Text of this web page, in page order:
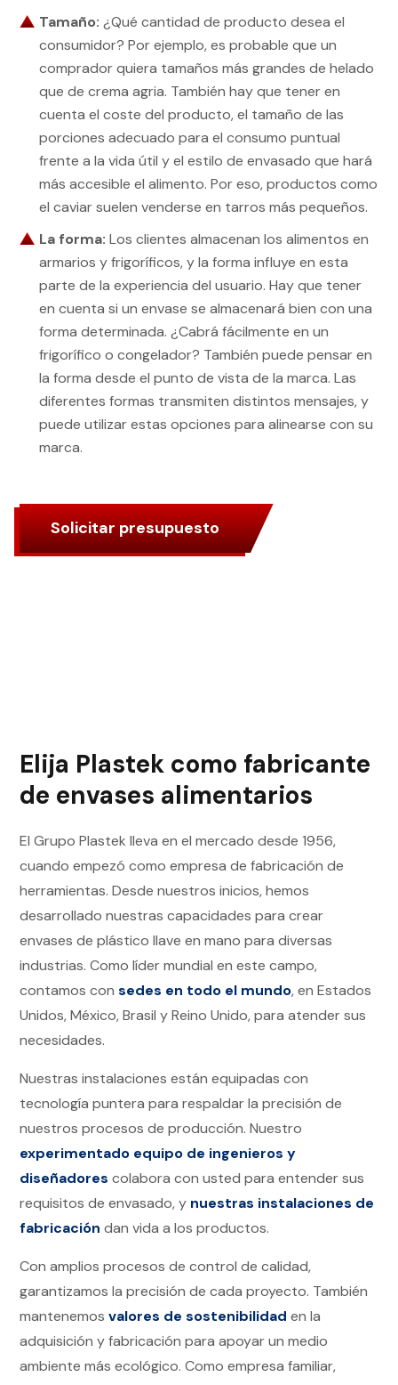
Tamaño: ¿Qué cantidad de producto desea el
consumidor? Por ejemplo, es probable que un
comprador quiera tamaños más grandes de helado
que de crema agria. También hay que tener en
cuenta el coste del producto, el tamaño de las
porciones adecuado para el consumo puntual
frente a la vida útil y el estilo de envasado que hará
más accesible el alimento. Por eso, productos como
el caviar suelen venderse en tarros más pequeños.
La forma: Los clientes almacenan los alimentos en
armarios y frigoríficos, y la forma influye en esta
parte de la experiencia del usuario. Hay que tener
en cuenta si un envase se almacenará bien con una
forma determinada. ¿Cabrá fácilmente en un
frigorífico o congelador? También puede pensar en
la forma desde el punto de vista de la marca. Las
diferentes formas transmiten distintos mensajes, y
puede utilizar estas opciones para alinearse con su
marca.
Solicitar presupuesto
Elija Plastek como fabricante
de envases alimentarios
El Grupo Plastek lleva en el mercado desde 1956,
cuando empezó como empresa de fabricación de
herramientas. Desde nuestros inicios, hemos
desarrollado nuestras capacidades para crear
envases de plástico llave en mano para diversas
industrias. Como líder mundial en este campo,
contamos con sedes en todo el mundo, en Estados
Unidos, México, Brasil y Reino Unido, para atender sus
necesidades.
Nuestras instalaciones están equipadas con
tecnología puntera para respaldar la precisión de
nuestros procesos de producción. Nuestro
experimentado equipo de ingenieros y
diseñadores colabora con usted para entender sus
requisitos de envasado, y nuestras instalaciones de
fabricación dan vida a los productos.
Con amplios procesos de control de calidad,
garantizamos la precisión de cada proyecto. También
mantenemos valores de sostenibilidad en la
adquisición y fabricación para apoyar un medio
ambiente más ecológico. Como empresa familiar,